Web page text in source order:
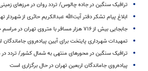
ترافیک سنگین در جاده چالوس/ تردد روان در مرزهای
ابلاغ پیام تشکر دفتر آیت‌الله عبدالکریم حائری از شهردار
جابجایی بیش از ۷۱۶ هزار مسافر با متروی تهران در مراسم جاماندگان اربعین حسینی
تمهیدات شهرداری پایتخت برای آیین پیاده‌روی جاماندگان
ترافیک سنگین در محورهای منتهی به شمال کشور/ تردد
پیاده‌روی جاماندگان اربعین تهران در حال برگزاری است